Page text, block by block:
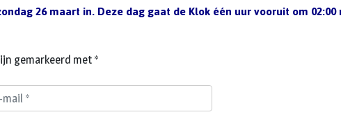
26 maart in. Deze dag gaat de Klok één uur vooruit om
gemarkeerd met *